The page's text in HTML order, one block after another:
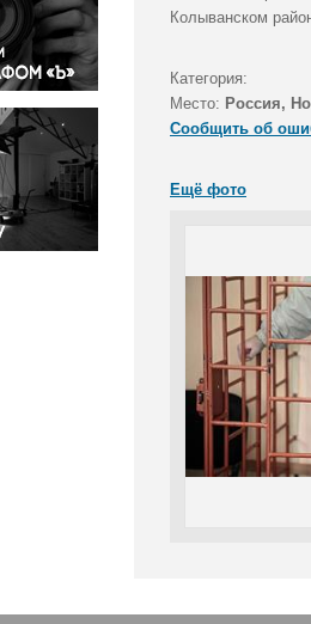
конфликты
Колыванском
Категория:
Место: Россия,
Сообщить об
Ещё фото